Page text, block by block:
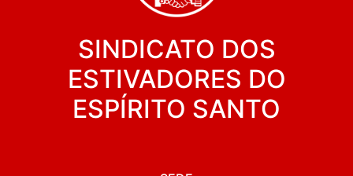
SINDICATO DOS
ESTIVADORES DO
ESPÍRITO SANTO